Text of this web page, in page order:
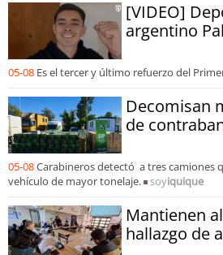
[VIDEO]
argentino
05-08 Es el tercer y último refuerzo del
Decomisan
de
05-08Carabineros detectó a tres camiones
vehículo de mayor tonelaje.
soyiquique
Mantienen
hallazgo de